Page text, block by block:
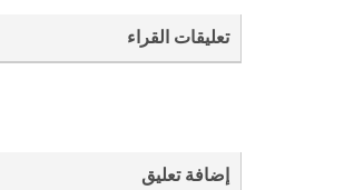
تعليقات القراء
إضافة تعليق